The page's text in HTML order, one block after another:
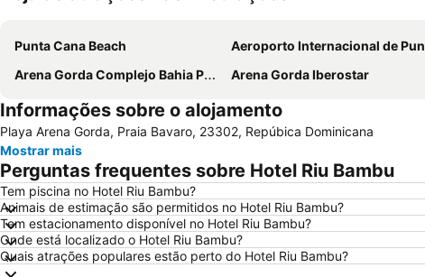
Punta Cana Beach Aeroporto Internacional de Punta Cana
Arena Gorda Complejo Bahia Principe Bavaro
Arena Gorda Iberostar
Informações sobre o alojamento
Playa Arena Gorda, Praia Bavaro, 23302, Repúbica Dominicana
Mostrar mais
Perguntas frequentes sobre Hotel Riu Bambu
Tem piscina no Hotel Riu Bambu?
Animais de estimação são permitidos no Hotel Riu Bambu?
Tem estacionamento disponível no Hotel Riu Bambu?
Onde está localizado o Hotel Riu Bambu?
Quais atrações populares estão perto do Hotel Riu Bambu?